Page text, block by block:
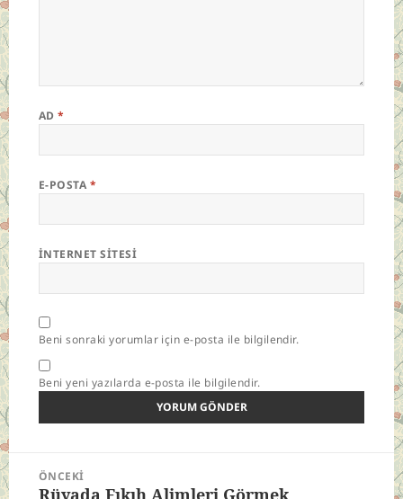
AD*
E-POSTA *
İNTERNET SITESI
Beni sonraki yorumlar için e-posta ile bilgilendir.
Beni yeni yazılarda e-posta ile bilgilendir.
Yazı
gezinmesi
ÖNCEKI
Önceki
Rüyada Fıkıh Alimleri Görmek